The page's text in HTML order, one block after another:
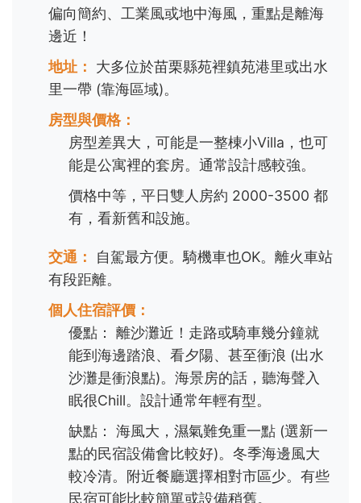
偏向簡約、工業風或地中海風，重點是離海
邊近！
地址：
大多位於苗栗縣苑裡鎮苑港里或出水
里一帶 (靠海區域)。
房型與價格：
房型差異大，可能是一整棟小Villa，也可
能是公寓裡的套房。通常設計感較強。
價格中等，平日雙人房約 2000-3500 都
有，看新舊和設施。
交通：
自駕最方便。騎機車也OK。離火車站
有段距離。
個人住宿評價：
優點： 離沙灘近！走路或騎車幾分鐘就
能到海邊踏浪、看夕陽、甚至衝浪 (出水
沙灘是衝浪點)。海景房的話，聽海聲入
眠很Chill。設計通常年輕有型。
缺點： 海風大，濕氣難免重一點 (選新一
點的民宿設備會比較好)。冬季海邊風大
較冷清。附近餐廳選擇相對市區少。有些
民宿可能比較簡單或設備稍舊。